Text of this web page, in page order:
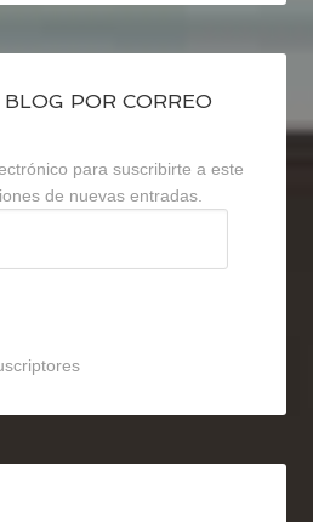
POR CORREO
para suscribirte a este
de nuevas entradas.